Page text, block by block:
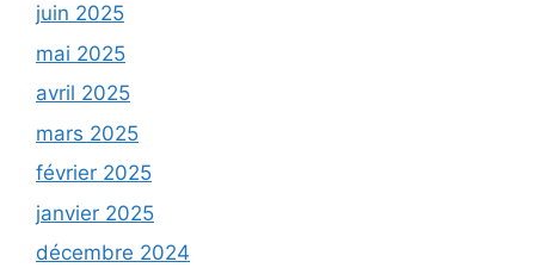
juin 2025
mai 2025
avril 2025
mars 2025
février 2025
janvier 2025
décembre 2024